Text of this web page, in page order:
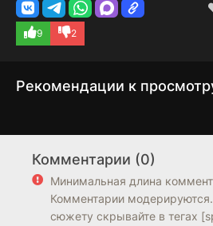
9 2
Рекомендации к
6.4 7.3
Комментарии (0)
Минимальная длина
Комментарии
сюжету скрывайте в тегах